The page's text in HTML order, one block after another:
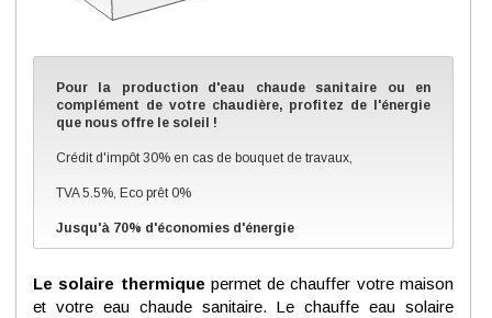
Pour la production d'eau chaude sanitaire ou en
complément de votre chaudière, profitez de l'énergie
que nous offre le soleil !
Crédit d'impôt 30% en cas de bouquet de travaux,
TVA 5.5%, Eco prêt 0%
Jusqu'à 70% d'économies d'énergie
Le solaire thermique permet de chauffer votre maison
et votre eau chaude sanitaire. Le chauffe eau solaire